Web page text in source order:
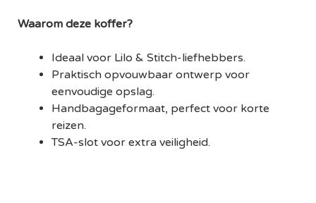
Waarom deze koffer?
Ideaal voor Lilo & Stitch-liefhebbers.
Praktisch opvouwbaar ontwerp voor
eenvoudige opslag.
Handbagageformaat, perfect voor korte
reizen.
TSA-slot voor extra veiligheid.